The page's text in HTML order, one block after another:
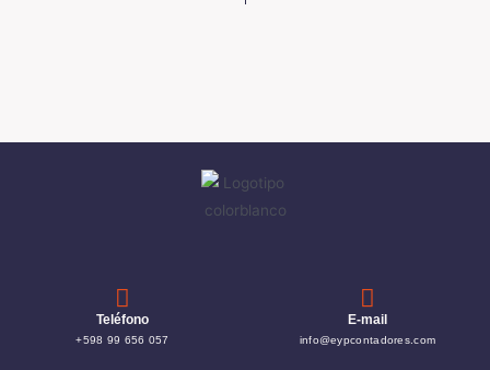
Teléfono
+598 99 656 057
E-mail
info@eypcontadores.com